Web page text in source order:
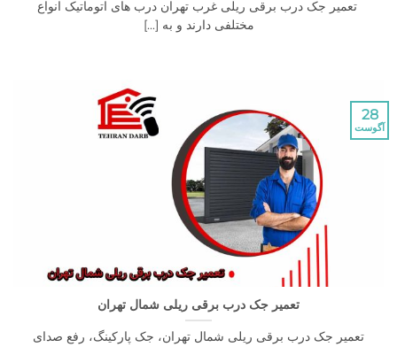
جک درب برقی ریلی غرب تهران درب های اتوماتیک انواع
مختلفی دارند و به [...]
تعمیر جک درب برقی ریلی شمال تهران
جک درب برقی ریلی شمال تهران، جک پارکینگ، رفع صدای